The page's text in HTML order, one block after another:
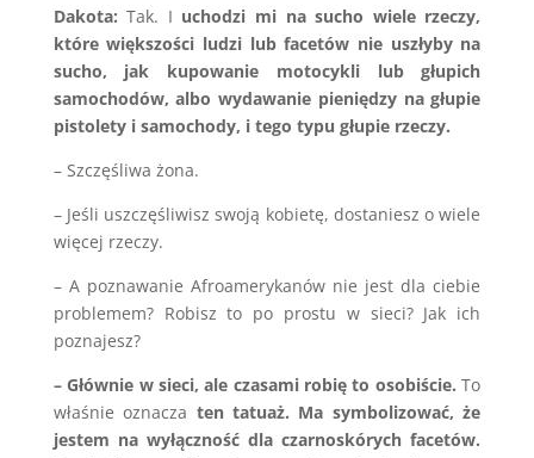
Dakota: Tak. I uchodzi mi na sucho wiele rzeczy,
które większości ludzi lub facetów nie uszłyby na
sucho, jak kupowanie motocykli lub głupich
samochodów, albo wydawanie pieniędzy na głupie
pistolety i samochody, i tego typu głupie rzeczy.
– Szczęśliwa żona.
– Jeśli uszczęśliwisz swoją kobietę, dostaniesz o wiele
więcej rzeczy.
– A poznawanie Afroamerykanów nie jest dla ciebie
problemem? Robisz to po prostu w sieci? Jak ich
poznajesz?
– Głównie w sieci, ale czasami robię to osobiście.To
właśnie oznacza ten tatuaż. Ma symbolizować, że
jestem na wyłączność dla czarnoskórych facetów.